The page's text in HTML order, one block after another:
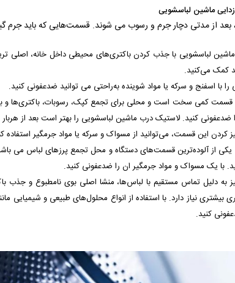
ماشین لباسشویی
بعد از مدتی دچار جرم و رسوب می شوند. قسمت‌هایی که باید جرم
ماشین لباسشویی با جذب کردن باکتری‌های محیطی داخل خانه، اصلی
کمک می‌کنید.
با اسفنج و سرکه یا مواد شوینده به‌راحتی می توانید ضدعفونی کنید.
قسمت کمی سخت است و محلی برای تجمع کپک، رسوبات، باکتری‌ها و
کنید. لاستیک درب ماشین لباسشویی را بهتر است بعد از
کردن این قسمت، می‌توانید از مسواک و سرکه یا مواد جرمگیر استفاده
از آلوده‌ترین قسمت‌های دستگاه و محل تجمع پرزهای لباس می باشد.
با یک مسواک و مواد جرمگیر ان را ضدعفونی‌ کنید.
به دلیل تماس مستقیم با لباس‌ها، منشا اصلی بوی نامطبوع و
بیشتری نیاز دارد. با استفاده از انواع محلول‌های طبیعی و
کنید.